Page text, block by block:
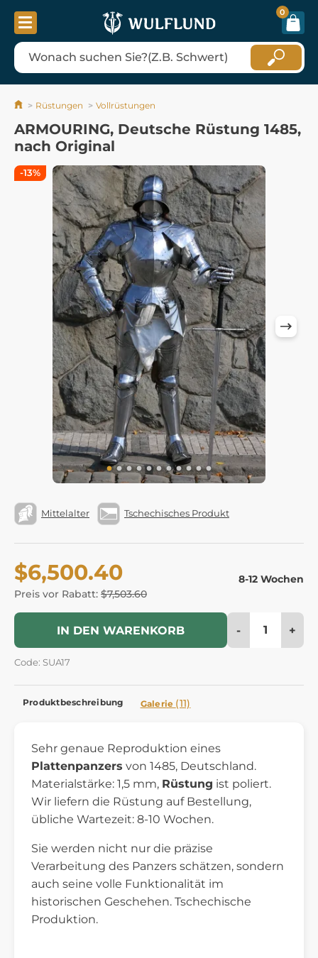
0
Rüstungen Vollrüstungen
ARMOURING, Deutsche Rüstung 1485,
nach Original
Mittelalter Tschechisches Produkt
$6,500.40
Preis vor Rabatt: $7,503.60
8-12 Wochen
IN DEN WARENKORB - +
Code: SUA17
-13%
Produktbeschreibung Galerie (11)
Sehr genaue Reproduktion eines
Plattenpanzers von 1485, Deutschland.
Materialstärke: 1,5 mm, Rüstung ist poliert.
Wir liefern die Rüstung auf Bestellung,
übliche Wartezeit: 8-10 Wochen.
Sie werden nicht nur die präzise
Verarbeitung des Panzers schätzen, sondern
auch seine volle Funktionalität im
historischen Geschehen. Tschechische
Produktion.